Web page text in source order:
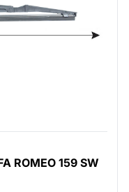
ROMEO 159 SW